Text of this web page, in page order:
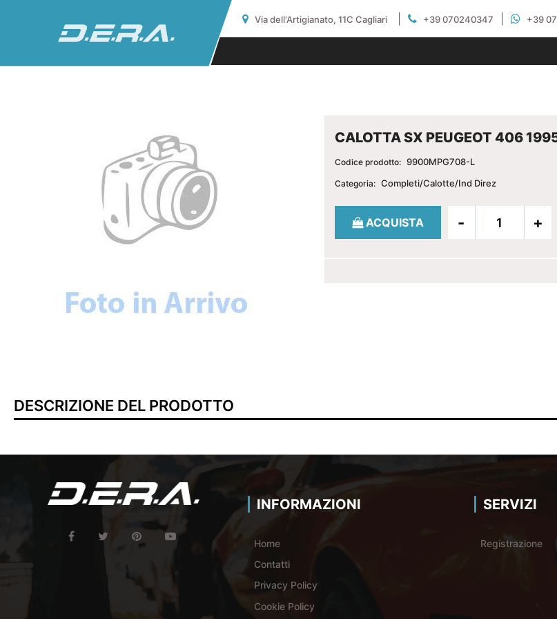
Via dell'Artigianato, 11C Cagliari +39 070240347 +39
CALOTTA SX PEUGEOT 406
Codice prodotto: 9900MPG708-L
Categoria: Completi/Calotte/Ind Direz
Quantità
ACQUISTA
DESCRIZIONE DEL PRODOTTO
INFORMAZIONI
Home
Contatti
Privacy Policy
Cookie Policy
SERVIZI
Registrazione